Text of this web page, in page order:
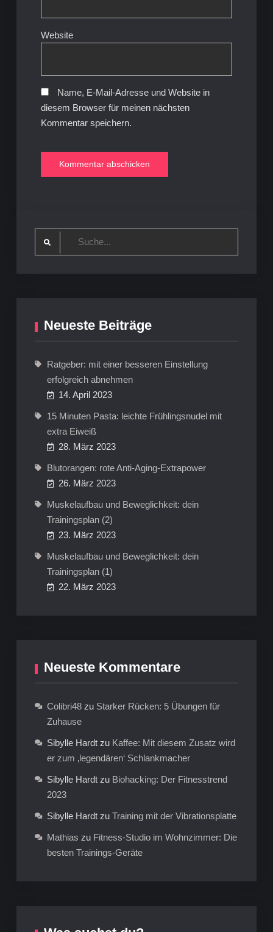
Website
Name, E-Mail-Adresse und Website in
diesem Browser für meinen nächsten
Kommentar speichern.
Neueste Beiträge
Ratgeber: mit einer besseren Einstellung
erfolgreich abnehmen
14. April 2023
15 Minuten Pasta: leichte Frühlingsnudel mit
extra Eiweiß
28. März 2023
Blutorangen: rote Anti-Aging-Extrapower
26. März 2023
Muskelaufbau und Beweglichkeit: dein
Trainingsplan (2)
23. März 2023
Muskelaufbau und Beweglichkeit: dein
Trainingsplan (1)
22. März 2023
Neueste Kommentare
Colibri48zu Starker Rücken: 5 Übungen für
Zuhause
Sibylle Hardtzu Kaffee: Mit diesem Zusatz wird
er zum ‚legendären‘ Schlankmacher
Sibylle Hardtzu Biohacking: Der Fitnesstrend
2023
Sibylle Hardtzu Training mit der Vibrationsplatte
Mathias zu Fitness-Studio im Wohnzimmer: Die
besten Trainings-Geräte